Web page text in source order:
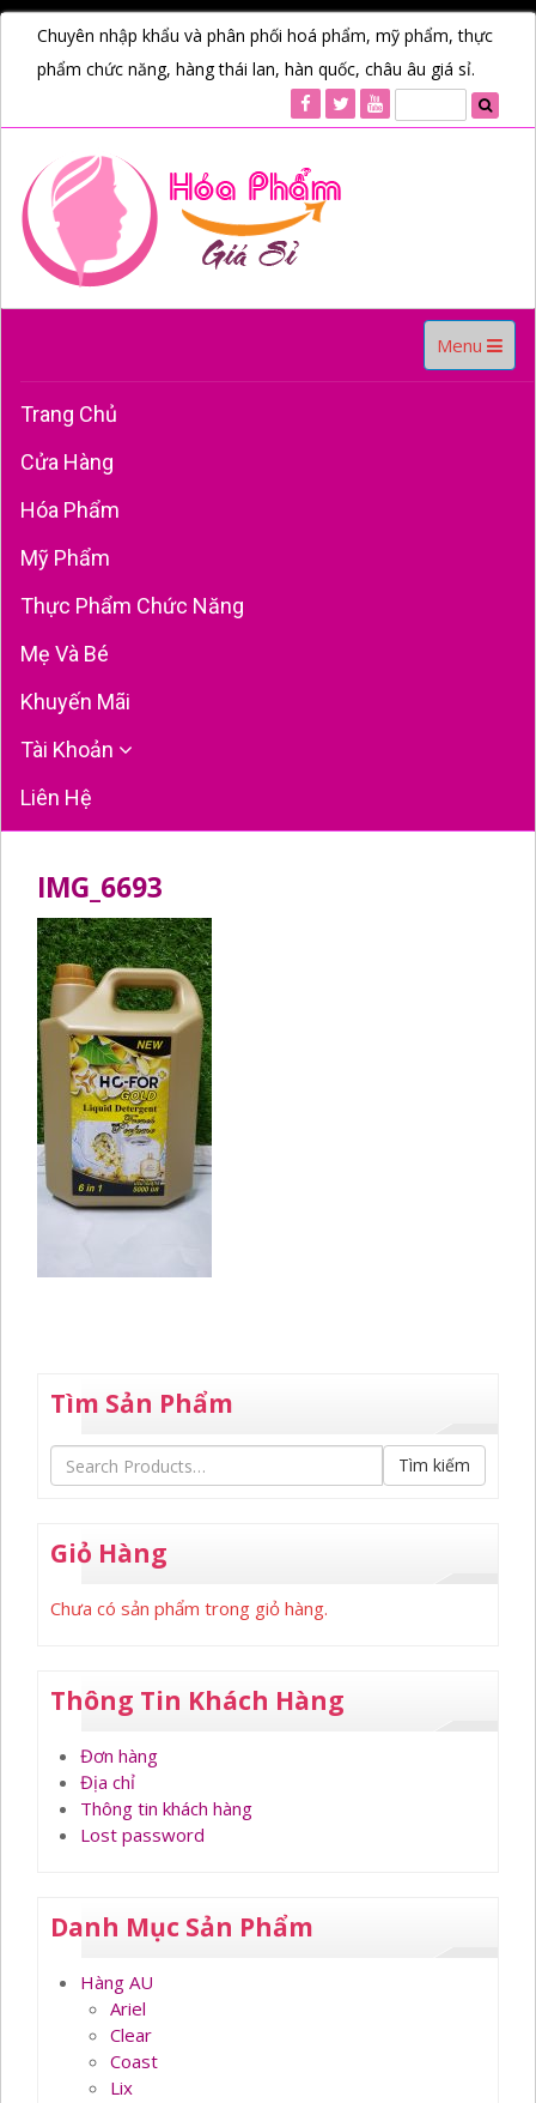
Chuyên nhập khẩu và phân phối hoá phẩm, mỹ phẩm, thực
phẩm chức năng, hàng thái lan, hàn quốc, châu âu giá sỉ.
Toggle
navigation
Menu
Trang Chủ
Cửa Hàng
Hóa Phẩm
Mỹ Phẩm
Thực Phẩm Chức Năng
Mẹ Và Bé
Khuyến Mãi
Tài Khoản
Liên Hệ
IMG_6693
Tìm Sản Phẩm
Tìm kiếm
Giỏ Hàng
Chưa có sản phẩm trong giỏ hàng.
Thông Tin Khách Hàng
Đơn hàng
Địa chỉ
Thông tin khách hàng
Lost password
Danh Mục Sản Phẩm
Hàng AU
Ariel
Clear
Coast
Lix